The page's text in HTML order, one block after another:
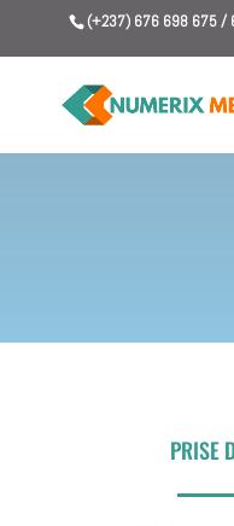
(+237) 676 698 675 /
PRISE